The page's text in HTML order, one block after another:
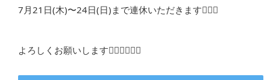
7月21日(木)〜24日(日)まで連休いただきます🙇🏻‍♀️
よろしくお願いします🙇🏻‍♀️🙇🏻‍♀️